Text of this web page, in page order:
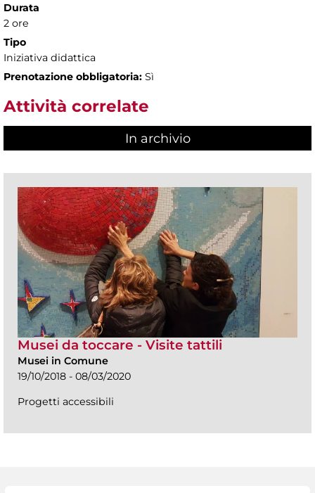
Durata
2 ore
Tipo
Iniziativa didattica
Prenotazione obbligatoria: Sì
Attività correlate
In archivio
Musei da toccare - Visite tattili
Musei in Comune
19/10/2018 - 08/03/2020
Progetti accessibili